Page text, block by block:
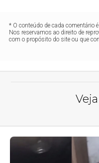
* O conteúdo de cada comentário
Nos reservamos ao direito de
com o propósito do site ou que